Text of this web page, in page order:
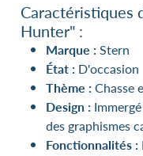
Caractéristiques
Hunter" :
Marque :Stern
État : D'occasion
Thème :Chasse
Design :
des graphismes
Fonctionnalités :